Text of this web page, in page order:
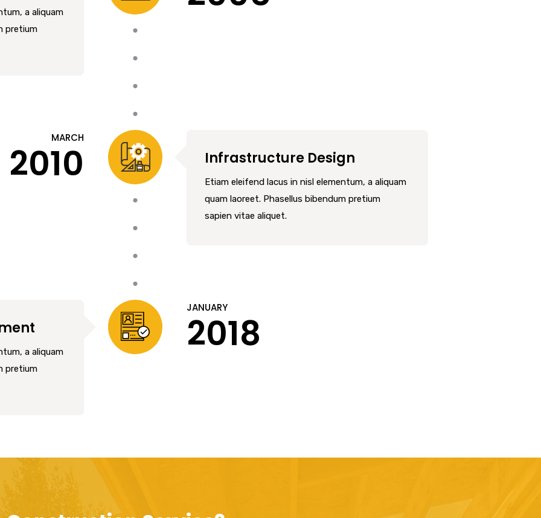
a aliquam
pretium
MARCH
2010 Infrastructure Design
Etiam eleifend lacus in nisl elementum, a aliquam
quam laoreet. Phasellus bibendum pretium
sapien vitae aliquet.
JANUARY
2018
a aliquam
pretium